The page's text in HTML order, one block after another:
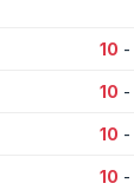
10 -
10 -
10 -
10 -